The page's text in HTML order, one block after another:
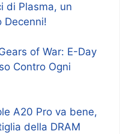
di Plasma, un
Decenni!
of War: E-Day
Contro Ogni
A20 Pro va bene,
della DRAM